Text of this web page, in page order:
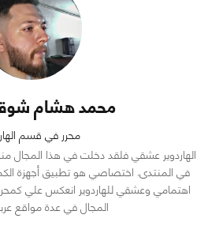
محمد هشام
محرر في قسم
في المنتدى. اختصاصي هو تطبيق أجهزة
اهتمامي وعشقي للهاردوير انعكس علي
المجال في عدة مواقع